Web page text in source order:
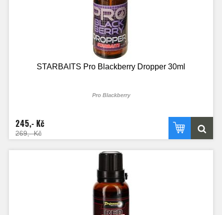
STARBAITS Pro Blackberry Dropper 30ml
Pro Blackberry
přírodních výtažků. Díky své menší hustotě než voda se velice rychle šíří.
Dropper slouží na zvýšení atraktivity nástrah, pro ochucení a aromatizování
neutrálních Pop-up nástrah, nástrah na Zig Rig nebo partiklu. Díky své vysoké
koncentraci stačí jen pár kapek pro vytvoření své vlastní unikátní nástrahy.
245,- Kč
269,- Kč